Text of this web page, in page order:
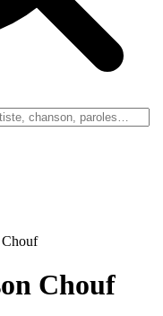
Chouf
Chouf